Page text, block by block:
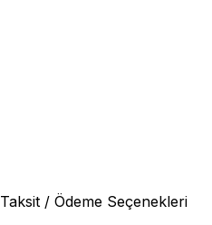
Taksit / Ödeme Seçenekleri